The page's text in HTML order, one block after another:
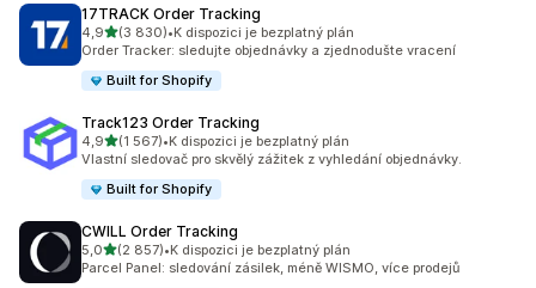
17TRACK Order Tracking
4,9z 5 hvězd
(3 830)
Celkový počet recenzí: 3830
•K dispozici je bezplatný plán
Order Tracker: sledujte objednávky a zjednodušte vracení
Built for Shopify
Track123 Order Tracking
4,9z 5 hvězd
(1 567)
Celkový počet recenzí: 1567
•K dispozici je bezplatný plán
Vlastní sledovač pro skvělý zážitek z vyhledání objednávky.
Built for Shopify
CWILL Order Tracking
5,0z 5 hvězd
(2 857)
Celkový počet recenzí: 2857
•K dispozici je bezplatný plán
Parcel Panel: sledování zásilek, méně WISMO, více prodejů